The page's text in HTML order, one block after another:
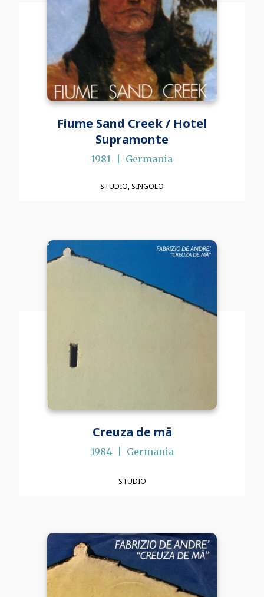
Fiume Sand Creek / Hotel
Supramonte
1981 Germania
STUDIO SINGOLO
Creuza de mä
1984 Germania
STUDIO